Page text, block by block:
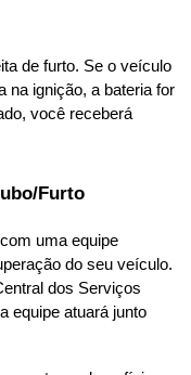
de furto. Se o veículo
na ignição, a bateria for
você receberá
Furto
uma equipe
do seu veículo.
dos Serviços
equipe atuará junto